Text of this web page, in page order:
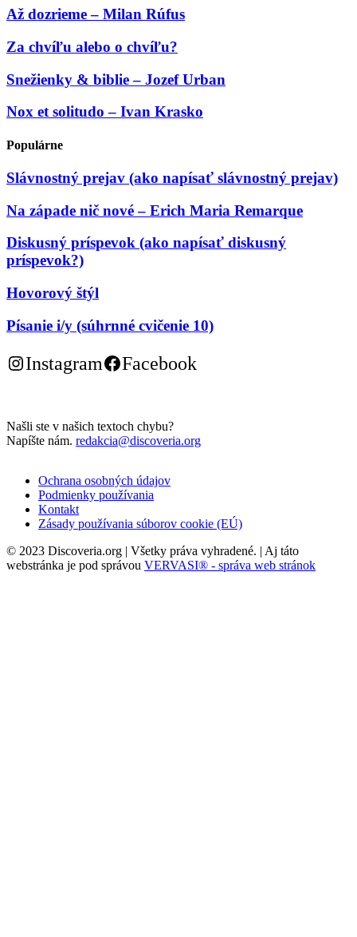
Až dozrieme – Milan Rúfus
Za chvíľu alebo o chvíľu?
Snežienky & biblie – Jozef Urban
Nox et solitudo – Ivan Krasko
Populárne
Slávnostný prejav (ako napísať slávnostný prejav)
Na západe nič nové – Erich Maria Remarque
Diskusný príspevok (ako napísať diskusný
príspevok?)
Hovorový štýl
Písanie i/y (súhrnné cvičenie 10)
Instagram Facebook
Našli ste v našich textoch chybu?
Napíšte nám. redakcia@discoveria.org
Ochrana osobných údajov
Podmienky používania
Kontakt
Zásady používania súborov cookie (EÚ)
© 2023 Discoveria.org | Všetky práva vyhradené. | Aj táto
webstránka je pod správou VERVASI® - správa web stránok